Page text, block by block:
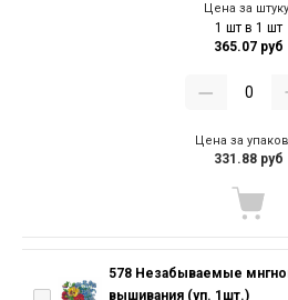
Цена за
1 шт в 1 шт
365.07 руб
Цена за
331.88 руб
578 Незабываемые
вышивания (уп. 1шт.)